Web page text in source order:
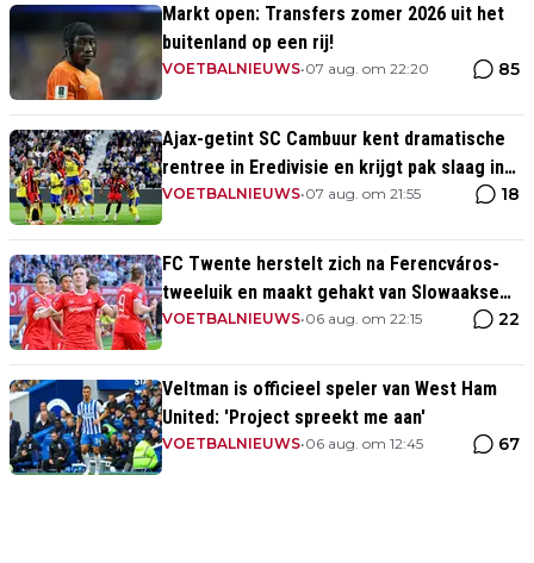
Markt open: Transfers zomer 2026 uit het
buitenland op een rij!
VOETBALNIEUWS•07 aug. om 22:20 85
Ajax-getint SC Cambuur kent dramatische
rentree in Eredivisie en krijgt pak slaag in
eigen huis
VOETBALNIEUWS•07 aug. om 21:55 18
FC Twente herstelt zich na Ferencváros-
tweeluik en maakt gehakt van Slowaakse
opponent
VOETBALNIEUWS•06 aug. om 22:15 22
Veltman is officieel speler van West Ham
United: 'Project spreekt me aan'
VOETBALNIEUWS•06 aug. om 12:45 67